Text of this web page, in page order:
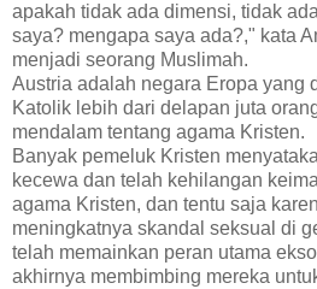
apakah tidak ada dimensi, tidak
saya? mengapa saya ada?," kata
menjadi seorang Muslimah.
Austria adalah negara Eropa yang
Katolik lebih dari delapan juta
mendalam tentang agama Kristen.
Banyak pemeluk Kristen
kecewa dan telah kehilangan
agama Kristen, dan tentu saja
meningkatnya skandal seksual di
telah memainkan peran utama
akhirnya membimbing mereka